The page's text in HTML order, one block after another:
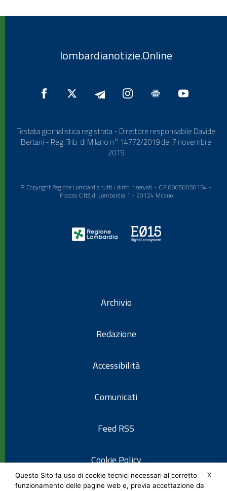
lombardianotizie.Online
Testata giornalistica registrata - Direttore responsabile Davide
Bertani - Reg. Trib. di Milano n° 14772/2019 del 7 novembre
2019
© Copyright Regione Lombardia tutti i diritti riservati - C.F. 80050050154 -
Piazza Città di Lombardia 1 - 20124 Milano
Archivio
Redazione
Accessibilità
Comunicati
Feed RSS
Cookie Policy
X
Questo Sito fa uso di cookie tecnici necessari al corretto
funzionamento delle pagine web e, previa accettazione da